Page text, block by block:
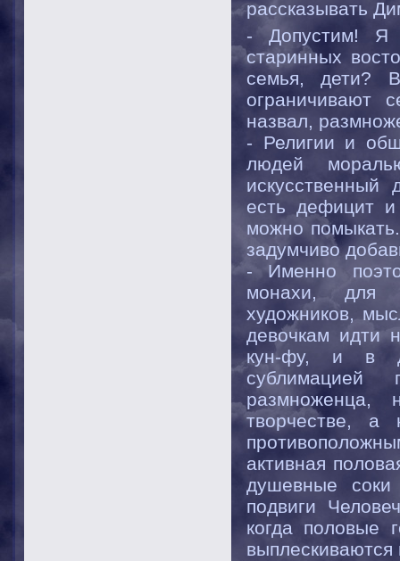
рассказывать
- Допустим! Я
старинных
семья, дети?
ограничивают
назвал,
- Религии и
людей
искусственный
есть дефицит
можно
задумчиво
- Именно
монахи, для
художников,
девочкам идти
кун-фу, и в
размноженца,
творчестве,
активная
душевные
подвиги
когда половые